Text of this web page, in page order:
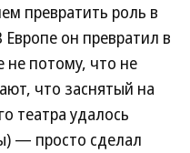
превратить роль в
он превратил в
не потому, что не
что заснятый на
театра удалось
— просто сделал